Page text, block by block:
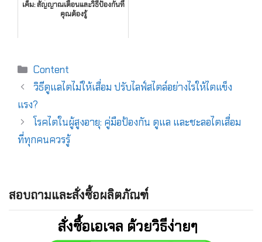
เค็ม: สัญญาณเตือนและวิธีป้องกันที่
คุณต้องรู้
Content
วิธีดูแลไตไม่ให้เสื่อม ปรับไลฟ์สไตล์อย่างไรให้ไตแข็ง
แรง?
โรคไตในผู้สูงอายุ: คู่มือป้องกัน ดูแล และชะลอไตเสื่อม
ที่ทุกคนควรรู้
สอบถามและสั่งซื้อผลิตภัณฑ์
สั่งซื้อเอเจล ด้วยวิธีง่ายๆ